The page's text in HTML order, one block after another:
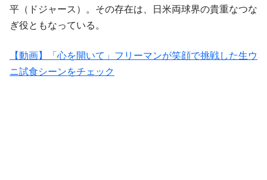
平（ドジャース）。その存在は、日米両球界の貴重なつな
ぎ役ともなっている。
【動画】「心を開いて」フリーマンが笑顔で挑戦した生ウ
ニ試食シーンをチェック